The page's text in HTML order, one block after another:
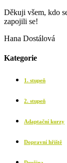
Děkuji všem, kdo
zapojili se!
Hana Dostálová
Kategorie
1. stupeň
2. stupeň
Adaptační kurzy
Dopravní hřiště